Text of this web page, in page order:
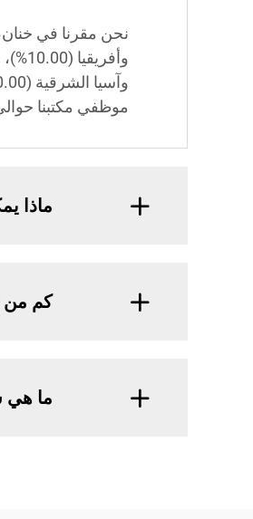
موظفي مكتبنا حوالي 51-100
ماذا
كم من
ما هي